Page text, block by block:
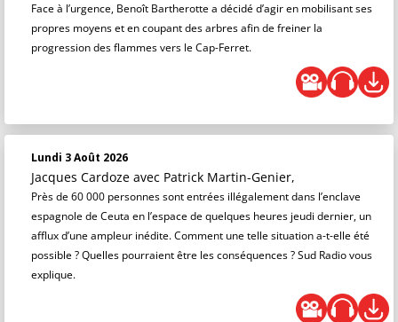
Face à l’urgence, Benoît Bartherotte a décidé d’agir en mobilisant ses
propres moyens et en coupant des arbres afin de freiner la
progression des flammes vers le Cap-Ferret.
Lundi 3 Août 2026
Jacques Cardoze avec Patrick Martin-Genier,
Près de 60 000 personnes sont entrées illégalement dans l’enclave
espagnole de Ceuta en l’espace de quelques heures jeudi dernier, un
afflux d’une ampleur inédite. Comment une telle situation a-t-elle été
possible ? Quelles pourraient être les conséquences ? Sud Radio vous
explique.